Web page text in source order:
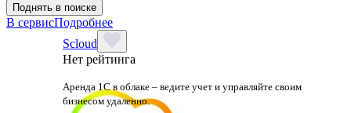
Поднять в поиске
В сервисПодробнее
Scloud
Нет рейтинга
Аренда 1С в облаке – ведите учет и управляйте своим
бизнесом удаленно.